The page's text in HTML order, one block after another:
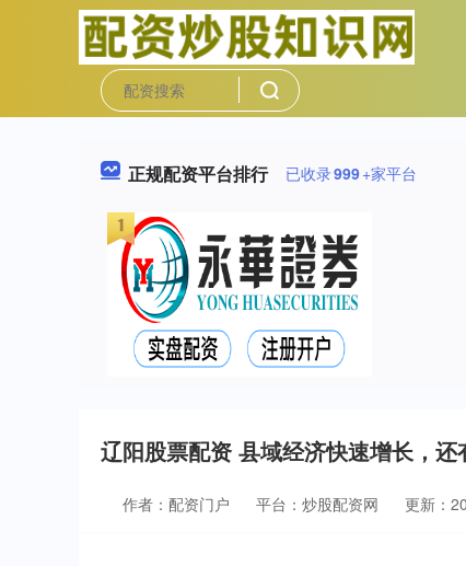
正规配资平台排行 已收录999+家平台
辽阳股票配资 县域经济快速增长，还
作者：配资门户 平台：炒股配资网 更新：